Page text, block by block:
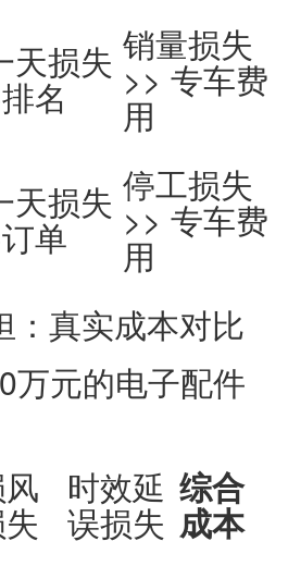
天损失
名
销量损失
>> 专车费
用
天损失
单
停工损失
>> 专车费
用
：真实成本对比
万元的电子配件
时效延
误损失
综合
成本